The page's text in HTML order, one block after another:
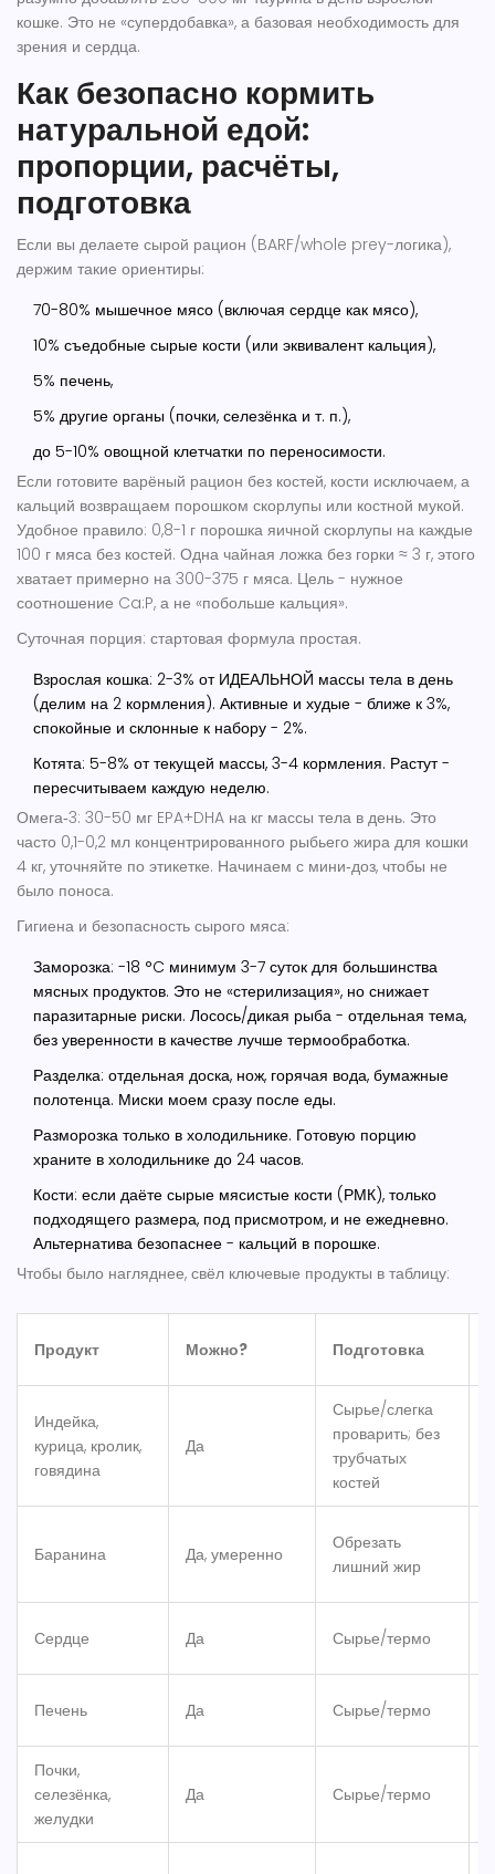
кошке. Это не «супердобавка», а базовая необходимость для
зрения и сердца.
Как безопасно кормить
натуральной едой:
пропорции, расчёты,
подготовка
Если вы делаете сырой рацион (BARF/whole prey-логика),
держим такие ориентиры:
70-80% мышечное мясо (включая сердце как мясо),
10% съедобные сырые кости (или эквивалент кальция),
5% печень,
5% другие органы (почки, селезёнка и т. п.),
до 5-10% овощной клетчатки по переносимости.
Если готовите варёный рацион без костей, кости исключаем, а
кальций возвращаем порошком скорлупы или костной мукой.
Удобное правило: 0,8-1 г порошка яичной скорлупы на каждые
100 г мяса без костей. Одна чайная ложка без горки ≈ 3 г, этого
хватает примерно на 300-375 г мяса. Цель - нужное
соотношение Ca:P, а не «побольше кальция».
Суточная порция: стартовая формула простая.
Взрослая кошка: 2-3% от ИДЕАЛЬНОЙ массы тела в день
(делим на 2 кормления). Активные и худые - ближе к 3%,
спокойные и склонные к набору - 2%.
Котята: 5-8% от текущей массы, 3-4 кормления. Растут -
пересчитываем каждую неделю.
Омега‑3: 30-50 мг EPA+DHA на кг массы тела в день. Это
часто 0,1-0,2 мл концентрированного рыбьего жира для кошки
4 кг, уточняйте по этикетке. Начинаем с мини‑доз, чтобы не
было поноса.
Гигиена и безопасность сырого мяса:
Заморозка: -18 °C минимум 3-7 суток для большинства
мясных продуктов. Это не «стерилизация», но снижает
паразитарные риски. Лосось/дикая рыба - отдельная тема,
без уверенности в качестве лучше термообработка.
Разделка: отдельная доска, нож, горячая вода, бумажные
полотенца. Миски моем сразу после еды.
Разморозка только в холодильнике. Готовую порцию
храните в холодильнике до 24 часов.
Кости: если даёте сырые мясистые кости (РМК), только
подходящего размера, под присмотром, и не ежедневно.
Альтернатива безопаснее - кальций в порошке.
Чтобы было нагляднее, свёл ключевые продукты в таблицу:
Продукт Можно? Подготовка
Индейка,
курица, кролик,
говядина
Да
Сырье/слегка
проварить; без
трубчатых
костей
Баранина Да, умеренно
Обрезать
лишний жир
Сердце Да Сырье/термо
Печень Да Сырье/термо
Почки,
селезёнка,
желудки
Да Сырье/термо